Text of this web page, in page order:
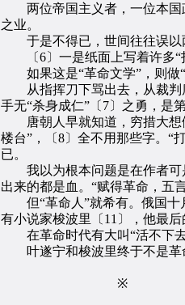
两位帝国主义者，一位本国
之业。
于是不得已，世间往往误以
〔6〕一是纸面上写着许多“打
如果这是“革命文学”，则做“
从指挥刀下骂出去，从裁判
手无“杀身成仁”〔7〕之勇，是
唐朝人早就知道，穷措大想做
楼台”，〔8〕全不用那些字。“
已。
我以为根本问题是在作者可是
出来的都是血。“赋得革命，五
但“革命人”就希有。俄国十
有小说家梭波里〔11〕，他最
在革命时代有大叫“活不下去
叶遂宁和梭波里终于不是革命
※